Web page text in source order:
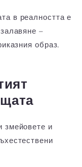
в реалността е
–
образ.
змейовете и